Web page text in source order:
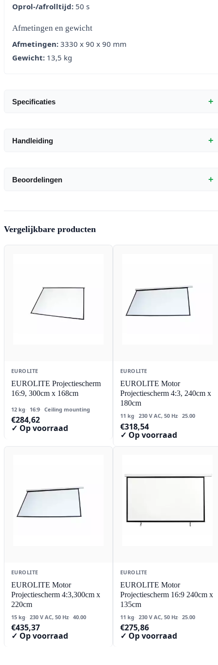
Oprol-/afrolltijd: 50 s
Afmetingen en gewicht
Afmetingen: 3330 x 90 x 90 mm
Gewicht: 13,5 kg
Specificaties +
Handleiding +
Beoordelingen +
Vergelijkbare producten
EUROLITE
EUROLITE Projectiescherm
16:9, 300cm x 168cm
12 kg 16:9 Ceiling mounting
€284,62
✓ Op voorraad
EUROLITE
EUROLITE Motor
Projectiescherm 4:3, 240cm x
180cm
11 kg 230 V AC, 50 Hz 25.00
€318,54
✓ Op voorraad
EUROLITE
EUROLITE Motor
Projectiescherm 4:3,300cm x
220cm
15 kg 230 V AC, 50 Hz 40.00
€435,37
✓ Op voorraad
EUROLITE
EUROLITE Motor
Projectiescherm 16:9 240cm x
135cm
11 kg 230 V AC, 50 Hz 25.00
€275,86
✓ Op voorraad